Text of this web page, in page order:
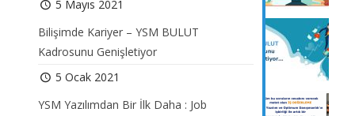
5 Mayıs 2021
Bilişimde Kariyer – YSM BULUT
Kadrosunu Genişletiyor
5 Ocak 2021
YSM Yazılımdan Bir İlk Daha : Job